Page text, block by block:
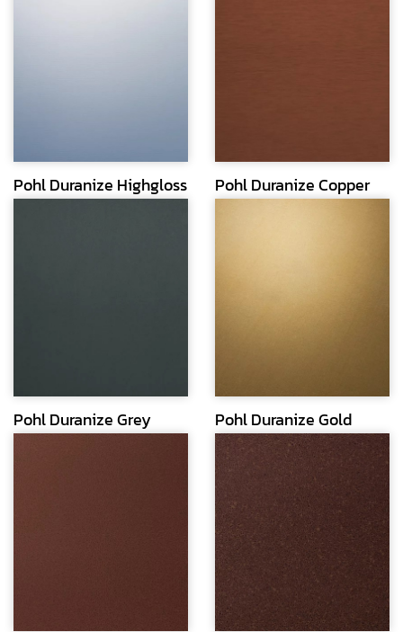
Pohl Duranize Highgloss Pohl Duranize Copper
Pohl Duranize Grey Pohl Duranize Gold